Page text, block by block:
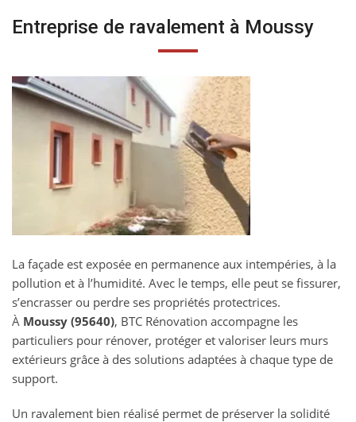
Entreprise de ravalement à Moussy
La façade est exposée en permanence aux intempéries, à la
pollution et à l’humidité. Avec le temps, elle peut se fissurer,
s’encrasser ou perdre ses propriétés protectrices.
À Moussy (95640), BTC Rénovation accompagne les
particuliers pour rénover, protéger et valoriser leurs murs
extérieurs grâce à des solutions adaptées à chaque type de
support.
Un ravalement bien réalisé permet de préserver la solidité